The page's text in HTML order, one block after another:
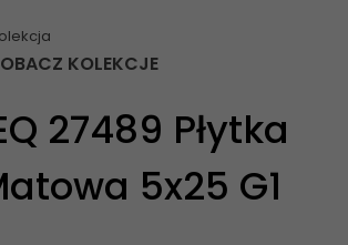
KOLEKCJE
27489 Płytka
5x25 G1